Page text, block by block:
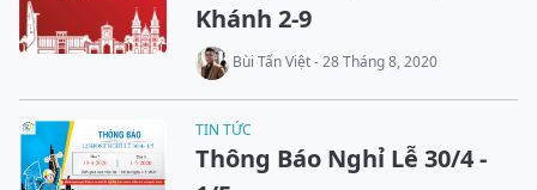
Khánh 2-9
Bùi Tấn Việt - 28 Tháng 8, 2020
TIN TỨC
Thông Báo Nghỉ Lễ 30/4 -